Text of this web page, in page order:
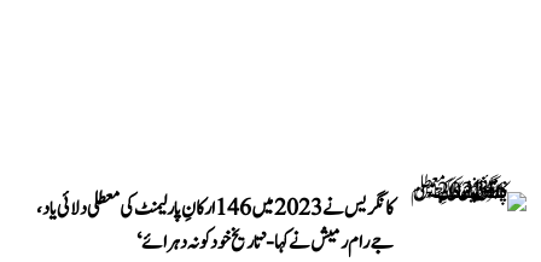
کانگریس نے 2023 میں 146 ارکانِ پارلیمنٹ کی معطلی دلائی یاد،
جے رام رمیش نے کہا- ’تاریخ خود کو نہ دہرائے‘